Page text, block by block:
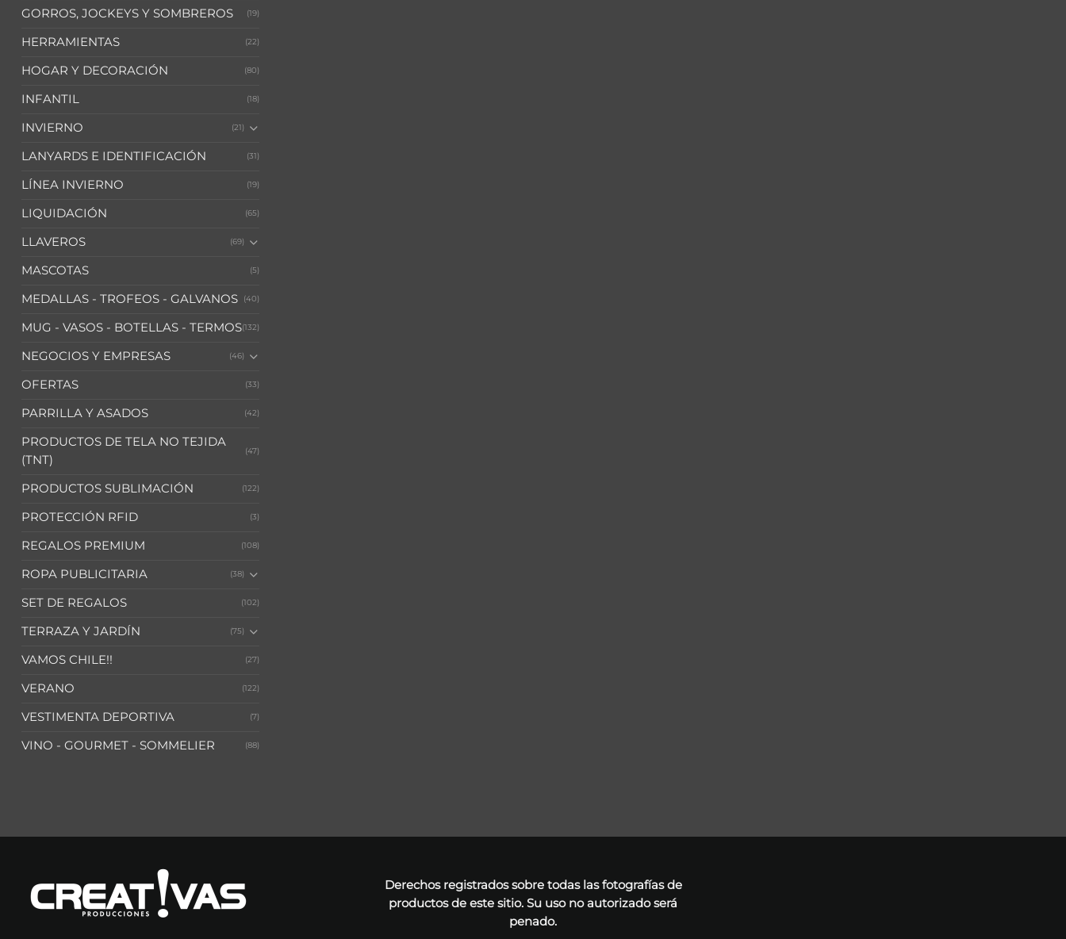
GORROS, JOCKEYS Y SOMBREROS (19)
HERRAMIENTAS (22)
HOGAR Y DECORACIÓN (80)
INFANTIL (18)
INVIERNO (21)
LANYARDS E IDENTIFICACIÓN (31)
LÍNEA INVIERNO (19)
LIQUIDACIÓN (65)
LLAVEROS (69)
MASCOTAS (5)
MEDALLAS - TROFEOS - GALVANOS (40)
MUG - VASOS - BOTELLAS - TERMOS(132)
NEGOCIOS Y EMPRESAS (46)
OFERTAS (33)
PARRILLA Y ASADOS (42)
PRODUCTOS DE TELA NO TEJIDA
(TNT)
(47)
PRODUCTOS SUBLIMACIÓN (122)
PROTECCIÓN RFID (3)
REGALOS PREMIUM (108)
ROPA PUBLICITARIA (38)
SET DE REGALOS (102)
TERRAZA Y JARDÍN (75)
VAMOS CHILE!! (27)
VERANO (122)
VESTIMENTA DEPORTIVA (7)
VINO - GOURMET - SOMMELIER (88)
Derechos registrados sobre todas las fotografías de
productos de este sitio. Su uso no autorizado será
penado.